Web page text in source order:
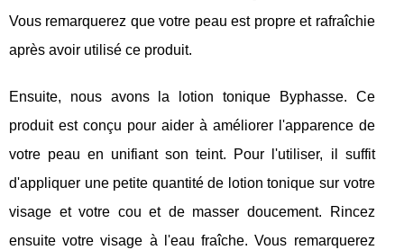
Vous remarquerez que votre peau est propre et rafraîchie
après avoir utilisé ce produit.
Ensuite, nous avons la lotion tonique Byphasse. Ce
produit est conçu pour aider à améliorer l'apparence de
votre peau en unifiant son teint. Pour l'utiliser, il suffit
d'appliquer une petite quantité de lotion tonique sur votre
visage et votre cou et de masser doucement. Rincez
ensuite votre visage à l'eau fraîche. Vous remarquerez